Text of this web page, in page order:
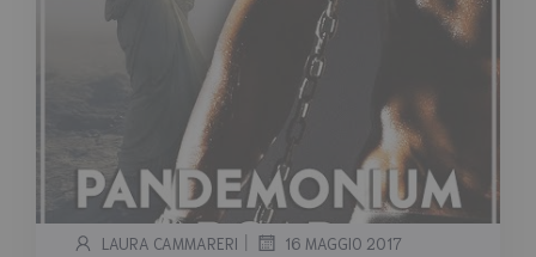
LAURA CAMMARERI | 16 MAGGIO 2017